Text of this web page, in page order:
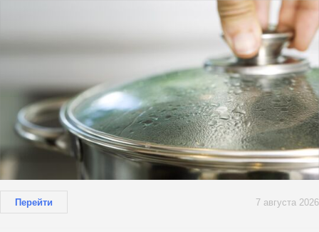
Перейти 7 августа 2026